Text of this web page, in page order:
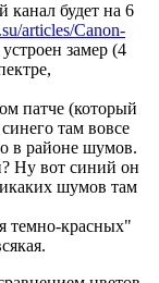
будет на 6
articles/Canon-
замер (4
патче (который
там вовсе
в районе шумов.
Ну вот синий он
шумов там
темно-красных"